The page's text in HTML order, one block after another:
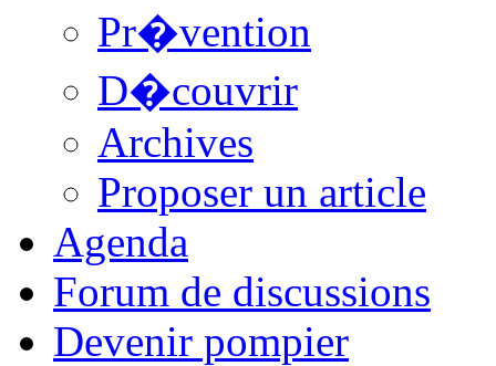
Pr�vention
D�couvrir
Archives
Proposer un article
Agenda
Forum de discussions
Devenir pompier